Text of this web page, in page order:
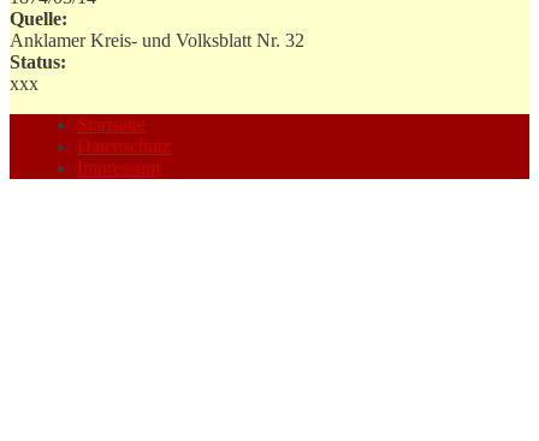
Quelle:
Anklamer Kreis- und Volksblatt Nr. 32
Status:
xxx
Startseite
Datenschutz
Impressum